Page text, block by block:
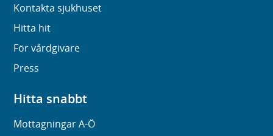
Kontakta sjukhuset
Hitta hit
För vårdgivare
Press
Hitta snabbt
Mottagningar A-Ö